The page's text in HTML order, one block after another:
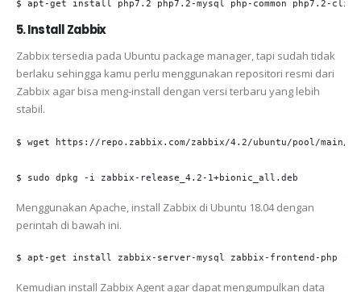
$ apt-get install php7.2 php7.2-mysql php-common php7.2-cli
5. Install Zabbix
Zabbix tersedia pada Ubuntu package manager, tapi sudah tidak
berlaku sehingga kamu perlu menggunakan repositori resmi dari
Zabbix agar bisa meng-install dengan versi terbaru yang lebih
stabil.
$ wget https://repo.zabbix.com/zabbix/4.2/ubuntu/pool/main/
$ sudo dpkg -i zabbix-release_4.2-1+bionic_all.deb
Menggunakan Apache, install Zabbix di Ubuntu 18.04 dengan
perintah di bawah ini.
$ apt-get install zabbix-server-mysql zabbix-frontend-php -y
Kemudian install Zabbix Agent agar dapat mengumpulkan data